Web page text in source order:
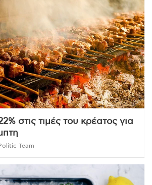
στις τιμές του κρέατος για
Team